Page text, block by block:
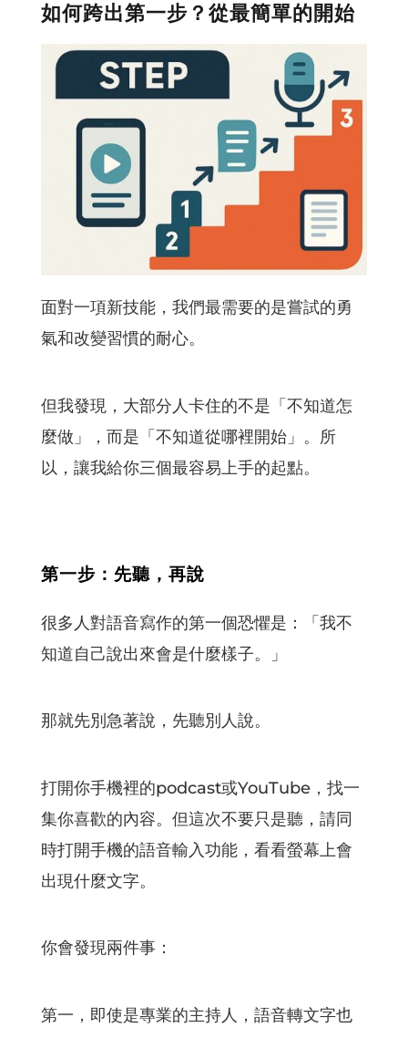
如何跨出第一步？從最簡單的開始
面對一項新技能，我們最需要的是嘗試的勇
氣和改變習慣的耐心。
但我發現，大部分人卡住的不是「不知道怎
麼做」，而是「不知道從哪裡開始」。所
以，讓我給你三個最容易上手的起點。
第一步：先聽，再說
很多人對語音寫作的第一個恐懼是：「我不
知道自己說出來會是什麼樣子。」
那就先別急著說，先聽別人說。
打開你手機裡的podcast或YouTube，找一
集你喜歡的內容。但這次不要只是聽，請同
時打開手機的語音輸入功能，看看螢幕上會
出現什麼文字。
你會發現兩件事：
第一，即使是專業的主持人，語音轉文字也